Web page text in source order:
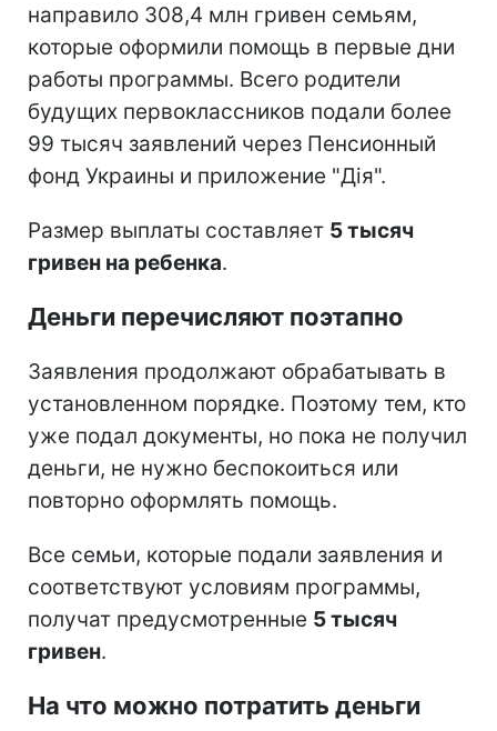
направило 308,4 млн гривен семьям,
которые оформили помощь в первые дни
работы программы. Всего родители
будущих первоклассников подали более
99 тысяч заявлений через Пенсионный
фонд Украины и приложение "Дія".
Размер выплаты составляет 5 тысяч
гривен на ребенка.
Деньги перечисляют поэтапно
Заявления продолжают обрабатывать в
установленном порядке. Поэтому тем, кто
уже подал документы, но пока не получил
деньги, не нужно беспокоиться или
повторно оформлять помощь.
Все семьи, которые подали заявления и
соответствуют условиям программы,
получат предусмотренные 5 тысяч
гривен.
На что можно потратить деньги